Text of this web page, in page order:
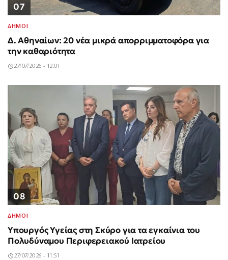
07
ΔΗΜΟΙ
Δ. Αθηναίων: 20 νέα μικρά απορριμματοφόρα για
την καθαριότητα
27/07/2026 - 12:01
08
ΔΗΜΟΙ
Υπουργός Υγείας στη Σκύρο για τα εγκαίνια του
Πολυδύναμου Περιφερειακού Ιατρείου
27/07/2026 - 11:51